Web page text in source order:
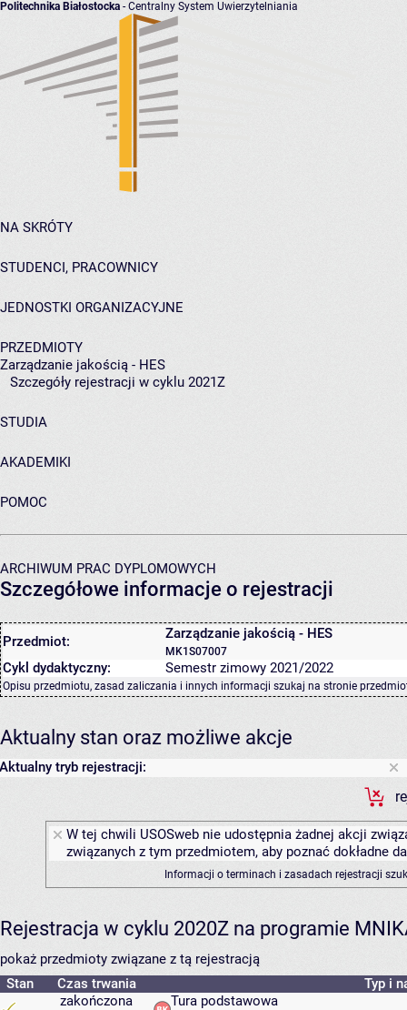
Politechnika Białostocka - Centralny System Uwierzytelniania
NA SKRÓTY
STUDENCI, PRACOWNICY
JEDNOSTKI ORGANIZACYJNE
PRZEDMIOTY
Zarządzanie jakością - HES
Szczegóły rejestracji w cyklu 2021Z
STUDIA
AKADEMIKI
POMOC
ARCHIWUM PRAC DYPLOMOWYCH
Szczegółowe informacje o rejestracji
Przedmiot: Zarządzanie jakością - HES
MK1S07007
Cykl dydaktyczny: Semestr zimowy 2021/2022
Opisu przedmiotu, zasad zaliczania i innych informacji szukaj na stronie
Aktualny stan oraz możliwe akcje
Aktualny tryb rejestracji:
W tej chwili USOSweb nie udostępnia żadnej akcji
związanych z tym przedmiotem, aby poznać dokładne
Informacji o terminach i zasadach rejestracji
Rejestracja w cyklu 2020Z na programie
pokaż przedmioty związane z tą rejestracją
Stan
Czas trwania
Typ i
zakończona
Tura podstawowa